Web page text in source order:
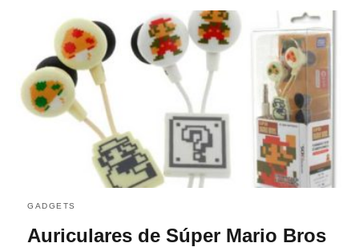
GADGETS
Auriculares de Súper Mario Bros